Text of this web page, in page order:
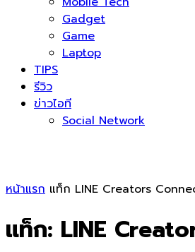
Gadget
Game
Laptop
TIPS
รีวิว
ข่าวไอที
Social Network
หน้าแรก แท็ก LINE Creators
แท็ก: LINE